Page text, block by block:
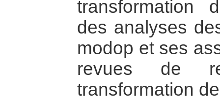
transformation
des analyses
modop et ses
revues de
transformation